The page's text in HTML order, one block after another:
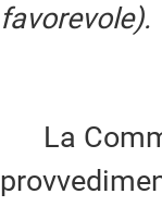
favorevole).
La